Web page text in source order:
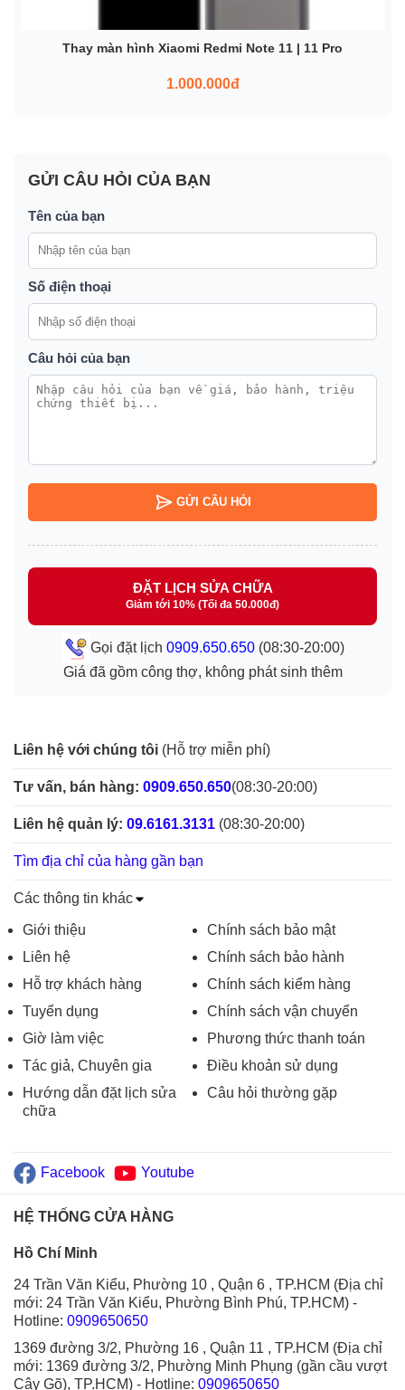
Thay màn hình Xiaomi Redmi Note 11 | 11 Pro
1.000.000đ
GỬI CÂU HỎI CỦA BẠN
Tên của bạn
Số điện thoại
Câu hỏi của bạn
GỬI CÂU HỎI
ĐẶT LỊCH SỬA CHỮA
Giảm tới 10% (Tối đa 50.000đ)
Gọi đặt lịch 0909.650.650(08:30-20:00)
Giá đã gồm công thợ, không phát sinh thêm
Liên hệ với chúng tôi (Hỗ trợ miễn phí)
Tư vấn, bán hàng: 0909.650.650(08:30-20:00)
Liên hệ quản lý: 09.6161.3131 (08:30-20:00)
Tìm địa chỉ của hàng gần bạn
Các thông tin khác
Giới thiệu
Liên hệ
Hỗ trợ khách hàng
Tuyển dụng
Giờ làm việc
Tác giả, Chuyên gia
Hướng dẫn đặt lịch sửa
chữa
Chính sách bảo mật
Chính sách bảo hành
Chính sách kiểm hàng
Chính sách vận chuyển
Phương thức thanh toán
Điều khoản sử dụng
Câu hỏi thường gặp
Facebook Youtube
HỆ THỐNG CỬA HÀNG
Hồ Chí Minh
24 Trần Văn Kiểu, Phường 10 , Quận 6 , TP.HCM (Địa chỉ
mới: 24 Trần Văn Kiểu, Phường Bình Phú, TP.HCM) -
Hotline: 0909650650
1369 đường 3/2, Phường 16 , Quận 11 , TP.HCM (Địa chỉ
mới: 1369 đường 3/2, Phường Minh Phụng (gần cầu vượt
Cây Gõ), TP.HCM) - Hotline: 0909650650